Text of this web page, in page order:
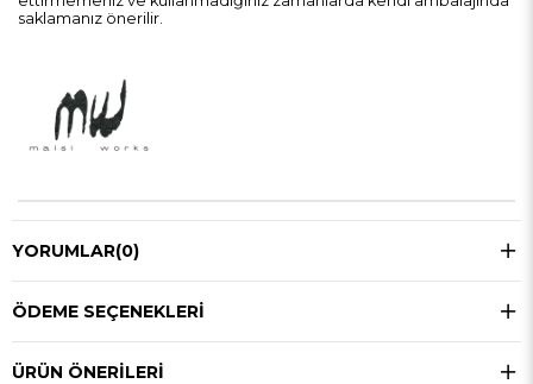
saklamanız önerilir.
YORUMLAR(0)
ÖDEME SEÇENEKLERI
ÜRÜN ÖNERILERI